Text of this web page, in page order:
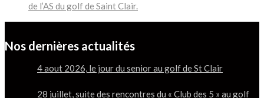
de l’AS du golf de Saint Clair.
Nos dernières actualités
4 aout 2026, le jour du senior au golf de St Clair
28 juillet, suite des rencontres du « Club des 5 » au golf